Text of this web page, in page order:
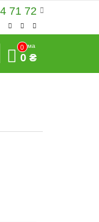
71 72
0
Сума
0 ₴